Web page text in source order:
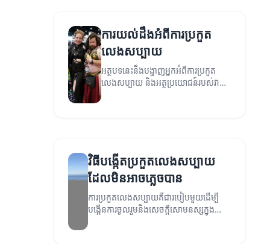
ការយល់ដឹងអំពីការប្រកួត
លេងសប្បាយ
អត្ថបទនេះនឹងបង្ហាញអ្នកអំពីការប្រកួត
លេងសប្បាយ និងអត្ថប្រយោជន៍របស់វា
វិធីបង្កើតប្រកួតលេងសប្បាយ
ដែលមិនអាចភ្លេចបាន
ការប្រកួតលេងសប្បាយគឺជារបៀបមួយដើម្បី
បង្កើនការចូលរួមនិងសេចក្តីសោមនស្សក្នុង